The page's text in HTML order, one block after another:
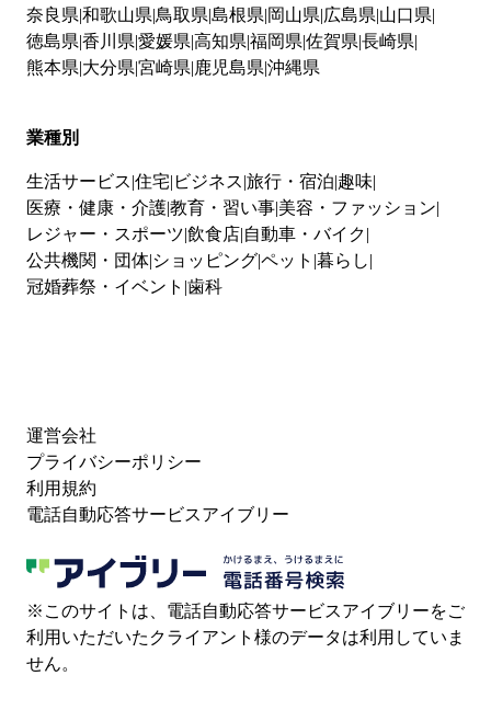
奈良県 和歌山県 鳥取県 島根県 岡山県 広島県 山口県
徳島県 香川県 愛媛県 高知県 福岡県 佐賀県 長崎県
熊本県 大分県 宮崎県 鹿児島県 沖縄県
業種別
生活サービス 住宅 ビジネス 旅行・宿泊 趣味
医療・健康・介護教育・習い事 美容・ファッション
レジャー・スポーツ 飲食店 自動車・バイク
公共機関・団体 ショッピングペット 暮らし
冠婚葬祭・イベント 歯科
運営会社
プライバシーポリシー
利用規約
電話自動応答サービスアイブリー
※このサイトは、電話自動応答サービスアイブリーをご
利用いただいたクライアント様のデータは利用していま
せん。